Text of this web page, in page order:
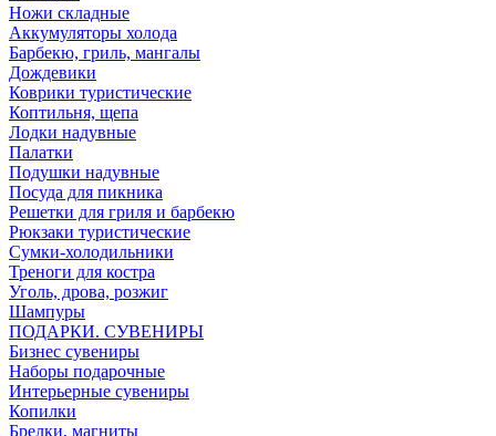
Ножи складные
Аккумуляторы холода
Барбекю, гриль, мангалы
Дождевики
Коврики туристические
Коптильня, щепа
Лодки надувные
Палатки
Подушки надувные
Посуда для пикника
Решетки для гриля и барбекю
Рюкзаки туристические
Сумки-холодильники
Треноги для костра
Уголь, дрова, розжиг
Шампуры
ПОДАРКИ. СУВЕНИРЫ
Бизнес сувениры
Наборы подарочные
Интерьерные сувениры
Копилки
Брелки, магниты